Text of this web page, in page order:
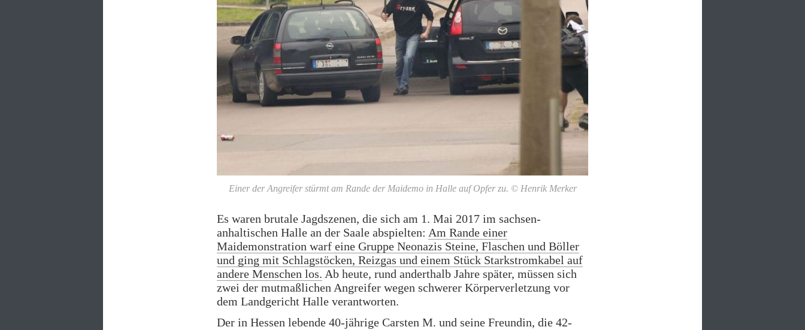
Einer der Angreifer stürmt am Rande der Maidemo in Halle auf Opfer zu. © Henrik Merker
Es waren brutale Jagdszenen, die sich am 1. Mai 2017 im sachsen-
anhaltischen Halle an der Saale abspielten: Am Rande einer
Maidemonstration warf eine Gruppe Neonazis Steine, Flaschen und Böller
und ging mit Schlagstöcken, Reizgas und einem Stück Starkstromkabel auf
andere Menschen los. Ab heute, rund anderthalb Jahre später, müssen sich
zwei der mutmaßlichen Angreifer wegen schwerer Körperverletzung vor
dem Landgericht Halle verantworten.
Der in Hessen lebende 40-jährige Carsten M. und seine Freundin, die 42-